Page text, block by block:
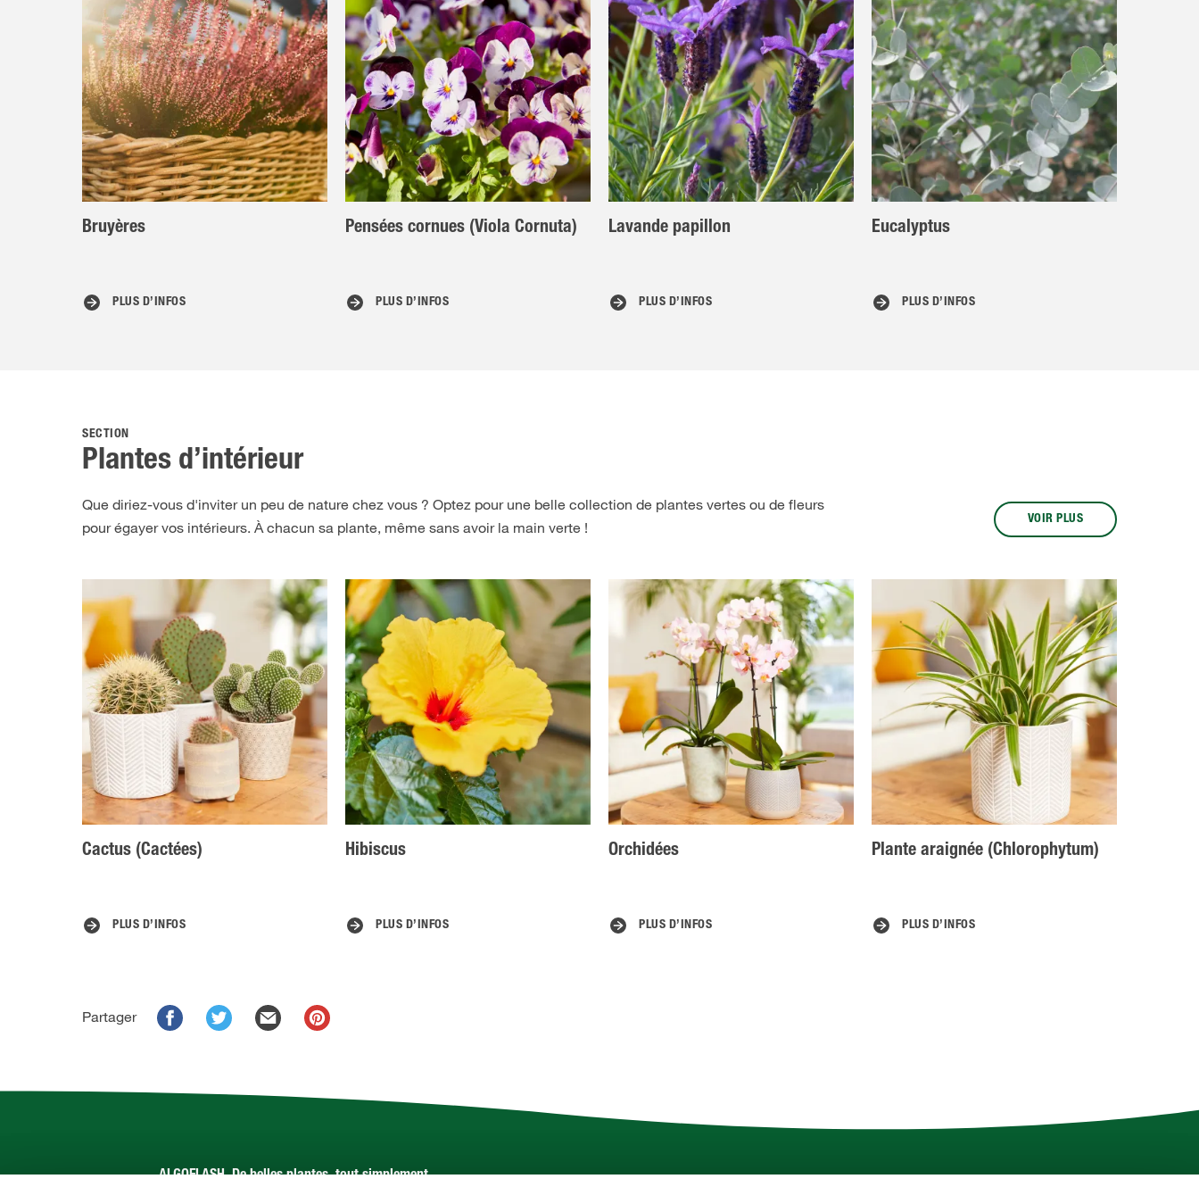
Bruyères
PLUS D’INFOS
Pensées cornues (Viola Cornuta)
PLUS D’INFOS
Lavande papillon
PLUS D’INFOS
Eucalyptus
PLUS D’INFOS
SECTION
Plantes d’intérieur
Que diriez-vous d'inviter un peu de nature chez vous ? Optez pour une belle collection de plantes vertes ou de fleurs
pour égayer vos intérieurs. À chacun sa plante, même sans avoir la main verte !
VOIR PLUS
Cactus (Cactées)
PLUS D’INFOS
Hibiscus
PLUS D’INFOS
Orchidées
PLUS D’INFOS
Plante araignée (Chlorophytum)
PLUS D’INFOS
Partager
ALGOFLASH. De belles plantes, tout simplement.